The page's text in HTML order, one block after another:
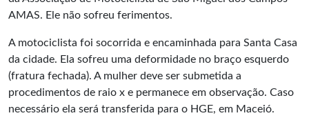
AMAS. Ele não sofreu ferimentos.
A motociclista foi socorrida e encaminhada para Santa Casa
da cidade. Ela sofreu uma deformidade no braço esquerdo
(fratura fechada). A mulher deve ser submetida a
procedimentos de raio x e permanece em observação. Caso
necessário ela será transferida para o HGE, em Maceió.